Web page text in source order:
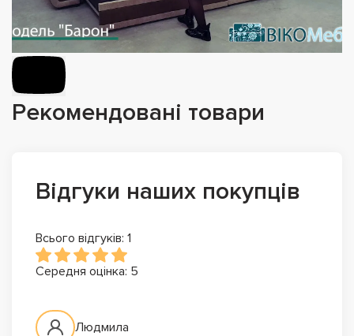
Рекомендовані товари
Відгуки наших покупців
Всього відгуків: 1
Середня оцінка: 5
Людмила